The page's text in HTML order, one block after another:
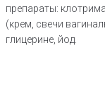
препараты:
(крем, свечи
глицерине, йод.